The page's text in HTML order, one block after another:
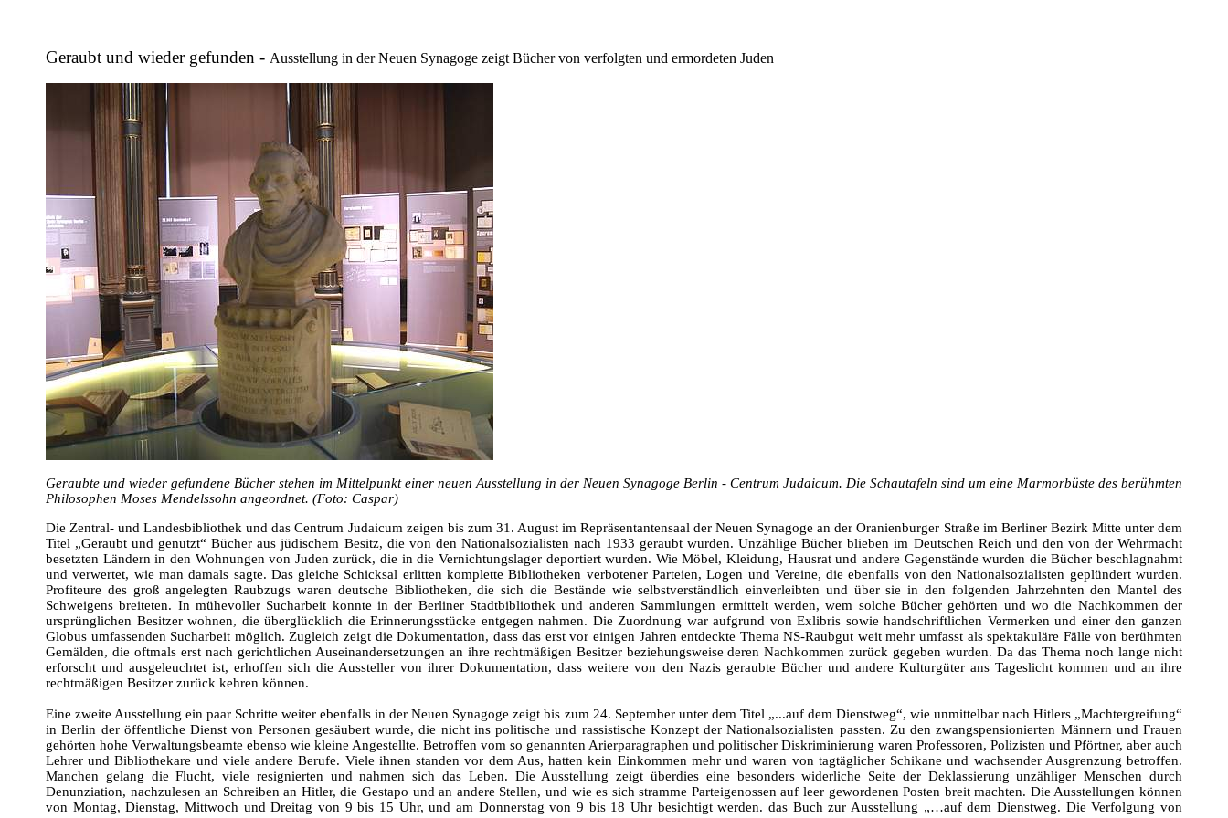
Geraubt und wieder gefunden - Ausstellung in der Neuen Synagoge zeigt Bücher von verfolgten und ermordeten Juden
Geraubte und wieder gefundene Bücher stehen im Mittelpunkt einer neuen Ausstellung in der Neuen Synagoge Berlin - Centrum Judaicum. Die Schautafeln sind um eine Marmorbüste des berühmten
Philosophen Moses Mendelssohn angeordnet. (Foto: Caspar)
Die Zentral- und Landesbibliothek und das Centrum Judaicum zeigen bis zum 31. August im Repräsentantensaal der Neuen Synagoge an der Oranienburger Straße im Berliner Bezirk Mitte unter dem
Titel „Geraubt und genutzt“ Bücher aus jüdischem Besitz, die von den Nationalsozialisten nach 1933 geraubt wurden. Unzählige Bücher blieben im Deutschen Reich und den von der Wehrmacht
besetzten Ländern in den Wohnungen von Juden zurück, die in die Vernichtungslager deportiert wurden. Wie Möbel, Kleidung, Hausrat und andere Gegenstände wurden die Bücher beschlagnahmt
und verwertet, wie man damals sagte. Das gleiche Schicksal erlitten komplette Bibliotheken verbotener Parteien, Logen und Vereine, die ebenfalls von den Nationalsozialisten geplündert wurden.
Profiteure des groß angelegten Raubzugs waren deutsche Bibliotheken, die sich die Bestände wie selbstverständlich einverleibten und über sie in den folgenden Jahrzehnten den Mantel des
Schweigens breiteten. In mühevoller Sucharbeit konnte in der Berliner Stadtbibliothek und anderen Sammlungen ermittelt werden, wem solche Bücher gehörten und wo die Nachkommen der
ursprünglichen Besitzer wohnen, die überglücklich die Erinnerungsstücke entgegen nahmen. Die Zuordnung war aufgrund von Exlibris sowie handschriftlichen Vermerken und einer den ganzen
Globus umfassenden Sucharbeit möglich. Zugleich zeigt die Dokumentation, dass das erst vor einigen Jahren entdeckte Thema NS-Raubgut weit mehr umfasst als spektakuläre Fälle von berühmten
Gemälden, die oftmals erst nach gerichtlichen Auseinandersetzungen an ihre rechtmäßigen Besitzer beziehungsweise deren Nachkommen zurück gegeben wurden. Da das Thema noch lange nicht
erforscht und ausgeleuchtet ist, erhoffen sich die Aussteller von ihrer Dokumentation, dass weitere von den Nazis geraubte Bücher und andere Kulturgüter ans Tageslicht kommen und an ihre
rechtmäßigen Besitzer zurück kehren können.
Eine zweite Ausstellung ein paar Schritte weiter ebenfalls in der Neuen Synagoge zeigt bis zum 24. September unter dem Titel „...auf dem Dienstweg“, wie unmittelbar nach Hitlers „Machtergreifung“
in Berlin der öffentliche Dienst von Personen gesäubert wurde, die nicht ins politische und rassistische Konzept der Nationalsozialisten passten. Zu den zwangspensionierten Männern und Frauen
gehörten hohe Verwaltungsbeamte ebenso wie kleine Angestellte. Betroffen vom so genannten Arierparagraphen und politischer Diskriminierung waren Professoren, Polizisten und Pförtner, aber auch
Lehrer und Bibliothekare und viele andere Berufe. Viele ihnen standen vor dem Aus, hatten kein Einkommen mehr und waren von tagtäglicher Schikane und wachsender Ausgrenzung betroffen.
Manchen gelang die Flucht, viele resignierten und nahmen sich das Leben. Die Ausstellung zeigt überdies eine besonders widerliche Seite der Deklassierung unzähliger Menschen durch
Denunziation, nachzulesen an Schreiben an Hitler, die Gestapo und an andere Stellen, und wie es sich stramme Parteigenossen auf leer gewordenen Posten breit machten. Die Ausstellungen können
von Montag, Dienstag, Mittwoch und Dreitag von 9 bis 15 Uhr, und am Donnerstag von 9 bis 18 Uhr besichtigt werden. das Buch zur Ausstellung „…auf dem Dienstweg. Die Verfolgung von